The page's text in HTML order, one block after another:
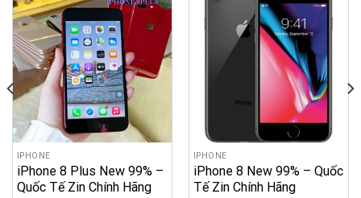
IPHONE
iPhone 8 Plus New 99% –
Quốc Tế Zin Chính Hãng
IPHONE
iPhone 8 New 99% – Quốc
Tế Zin Chính Hãng